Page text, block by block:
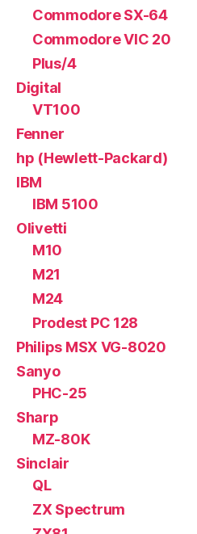
Commodore SX-64
Commodore VIC 20
Plus/4
Digital
VT100
Fenner
hp (Hewlett-Packard)
IBM
IBM 5100
Olivetti
M10
M21
M24
Prodest PC 128
Philips MSX VG-8020
Sanyo
PHC-25
Sharp
MZ-80K
Sinclair
QL
ZX Spectrum